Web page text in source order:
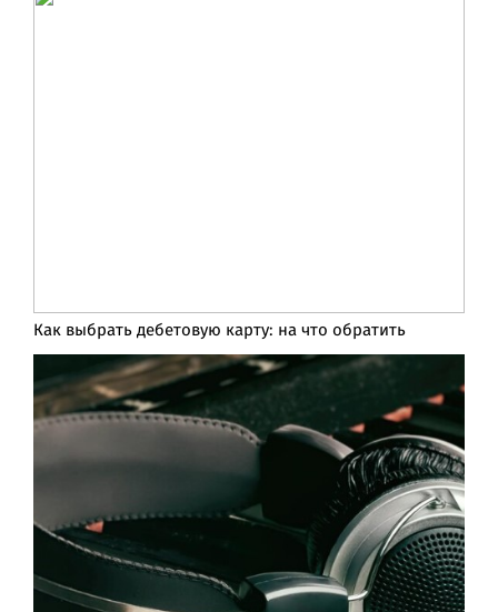
Как выбрать дебетовую карту: на что обратить